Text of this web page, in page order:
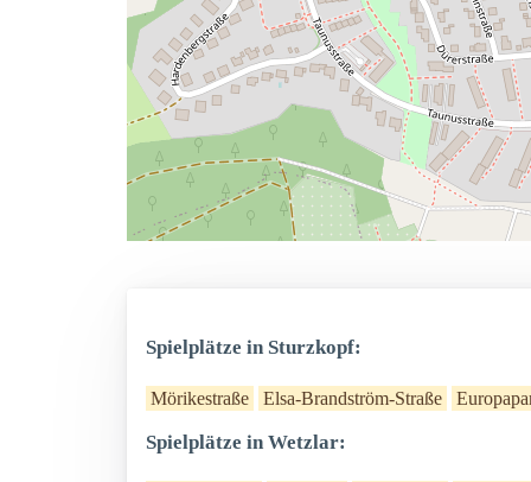
Spielplätze in Sturzkopf:
Mörikestraße Elsa-Brandström-Straße
Spielplätze in Wetzlar: